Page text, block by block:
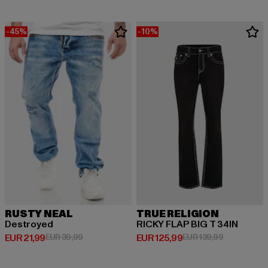
-45%
RUSTY NEAL
Destroyed
EUR 21,99
Huidige prijs: EUR 21,99
EUR 39,99Actieprijs: EUR 39,99
-10%
TRUE RELIGION
RICKY FLAP BIG T 34IN
EUR 125,99
Huidige prijs: EUR 125,99
EUR 139,99Actieprijs: